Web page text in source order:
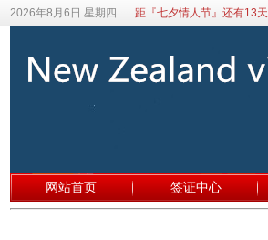
2026年8月6日 星期四 距『七夕情人节』还有13天
网站首页 签证中心